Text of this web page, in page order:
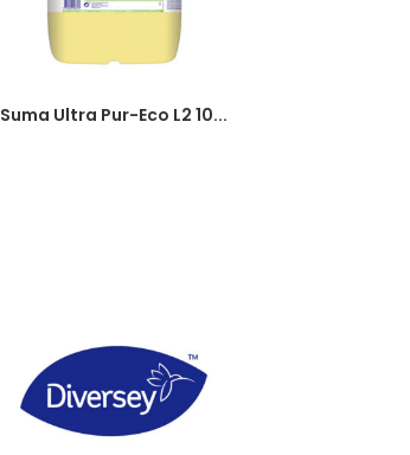
Suma Ultra Pur-Eco L2 10...